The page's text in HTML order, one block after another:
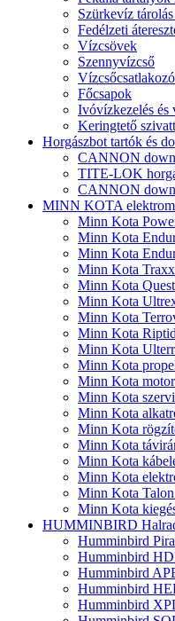
Szürkevíz
Fedélzeti
Vízcsövek
Szennyvízcső
Főcsapok
Ivóvízkezelés és
Keringtető
Horgászbot tartók és
CANNON
TITE-LOK
CANNON
MINN KOTA
Minn Kota
Minn Kota
Minn Kota
Minn Kota
Minn Kota
Minn Kota
Minn Kota
Minn Kota
Minn Kota
Minn Kota
Minn Kota
Minn Kota
Minn Kota
Minn Kota
Minn Kota
Minn Kota
Minn Kota
Minn Kota
Minn Kota
HUMMINBIRD
Humminbird
Humminbird
Humminbird
Humminbird
Humminbird